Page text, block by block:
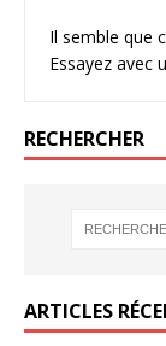
Il semble que
Essayez avec
RECHERCHER
ARTICLES